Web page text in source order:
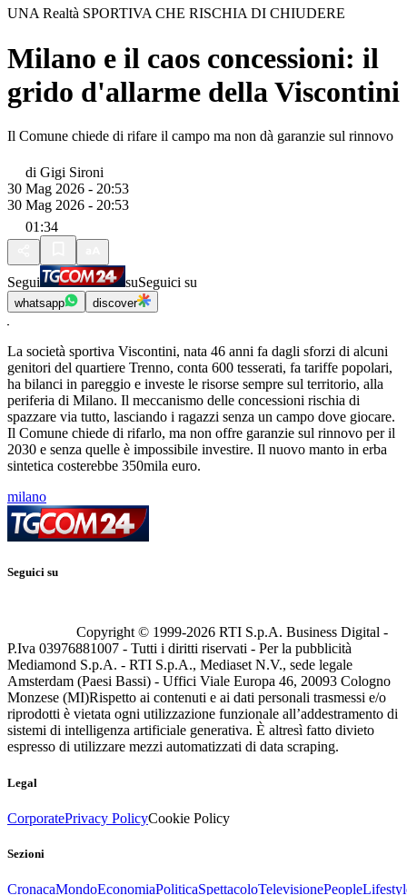
UNA Realtà SPORTIVA CHE RISCHIA DI CHIUDERE
Milano e il caos concessioni: il
grido d'allarme della Viscontini
Il Comune chiede di rifare il campo ma non dà garanzie sul rinnovo
di Gigi Sironi
30 Mag 2026 - 20:53
30 Mag 2026 - 20:53
01:34
Segui suSeguici su
whatsapp discover
La società sportiva Viscontini, nata 46 anni fa dagli sforzi di alcuni
genitori del quartiere Trenno, conta 600 tesserati, fa tariffe popolari,
ha bilanci in pareggio e investe le risorse sempre sul territorio, alla
periferia di Milano. Il meccanismo delle concessioni rischia di
spazzare via tutto, lasciando i ragazzi senza un campo dove giocare.
Il Comune chiede di rifarlo, ma non offre garanzie sul rinnovo per il
2030 e senza quelle è impossibile investire. Il nuovo manto in erba
sintetica costerebbe 350mila euro.
milano
Seguici su
Copyright © 1999-2026 RTI S.p.A. Business Digital -
P.Iva 03976881007 - Tutti i diritti riservati - Per la pubblicità
Mediamond S.p.A. - RTI S.p.A., Mediaset N.V., sede legale
Amsterdam (Paesi Bassi) - Uffici Viale Europa 46, 20093 Cologno
Monzese (MI)Rispetto ai contenuti e ai dati personali trasmessi e/o
riprodotti è vietata ogni utilizzazione funzionale all’addestramento di
sistemi di intelligenza artificiale generativa. È altresì fatto divieto
espresso di utilizzare mezzi automatizzati di data scraping.
Legal
CorporatePrivacy PolicyCookie Policy
Sezioni
CronacaMondoEconomiaPoliticaSpettacoloTelevisionePeople